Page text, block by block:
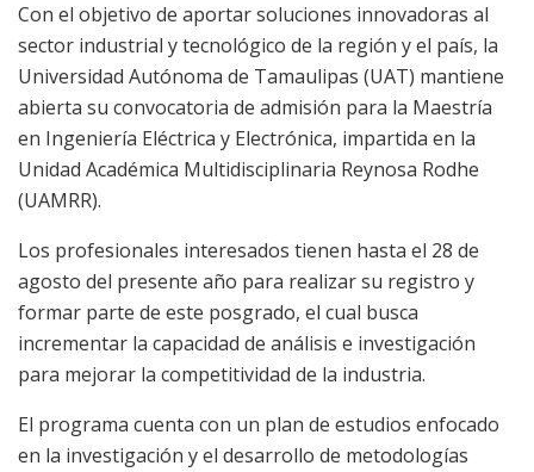
Con el objetivo de aportar soluciones innovadoras al
sector industrial y tecnológico de la región y el país, la
Universidad Autónoma de Tamaulipas (UAT) mantiene
abierta su convocatoria de admisión para la Maestría
en Ingeniería Eléctrica y Electrónica, impartida en la
Unidad Académica Multidisciplinaria Reynosa Rodhe
(UAMRR).
Los profesionales interesados tienen hasta el 28 de
agosto del presente año para realizar su registro y
formar parte de este posgrado, el cual busca
incrementar la capacidad de análisis e investigación
para mejorar la competitividad de la industria.
El programa cuenta con un plan de estudios enfocado
en la investigación y el desarrollo de metodologías